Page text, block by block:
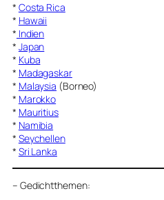
* Costa Rica
* Hawaii
* Indien
* Japan
* Kuba
* Madagaskar
* Malaysia (Borneo)
* Marokko
* Mauritius
* Namibia
* Seychellen
* Sri Lanka
– Gedichtthemen: